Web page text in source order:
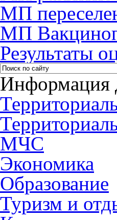
МП
МП
Результаты
Информация
МЧС
Экономика
Образование
Туризм и